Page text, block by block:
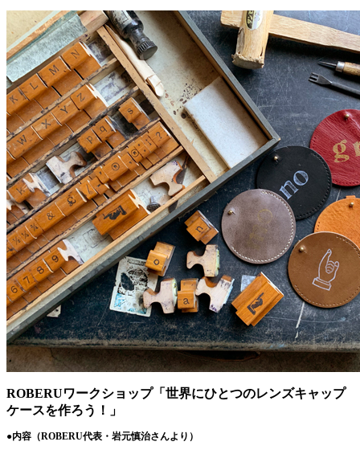
ROBERUワークショップ「世界にひとつのレンズキャップ
ケースを作ろう！」
●内容（ROBERU代表・岩元慎治さんより）